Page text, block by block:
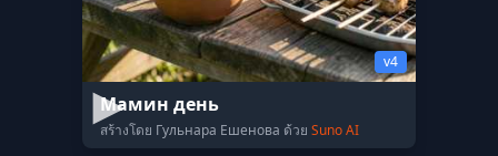
v4
Мамин день
สร้างโดย Гульнара Ешенова ด้วย Suno AI